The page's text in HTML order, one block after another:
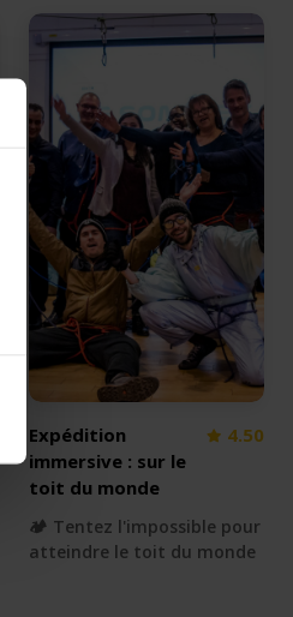
Expédition
immersive : sur le
toit du monde
4.50
🏕️ Tentez l'impossible pour
atteindre le toit du monde